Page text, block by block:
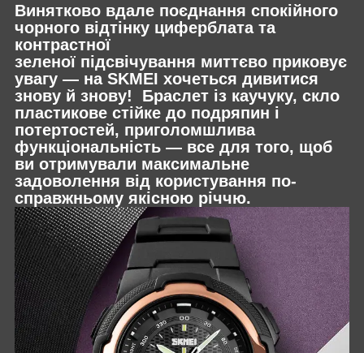
Винятково вдале поєднання спокійного
чорного відтінку циферблата та
контрастної
зеленої підсвічування миттєво приковує
увагу — на SKMEI хочеться дивитися
знову й знову! Браслет із каучуку, скло
пластикове стійке до подряпин і
потертостей, приголомшлива
функціональність — все для того, щоб
ви отримували максимальне
задоволення від користування по-
справжньому якісною річчю.